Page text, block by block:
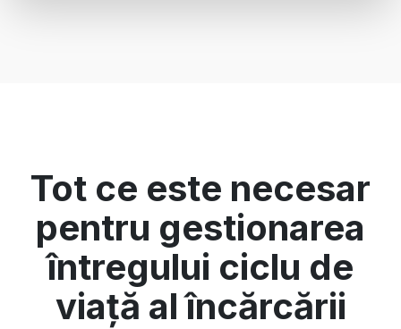
Tot ce este necesar
pentru gestionarea
întregului ciclu de
viață al încărcării